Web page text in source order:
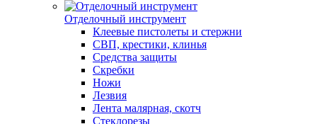
Отделочный инструмент
Клеевые пистолеты и стержни
СВП, крестики, клинья
Средства защиты
Скребки
Ножи
Лезвия
Лента малярная, скотч
Стеклорезы